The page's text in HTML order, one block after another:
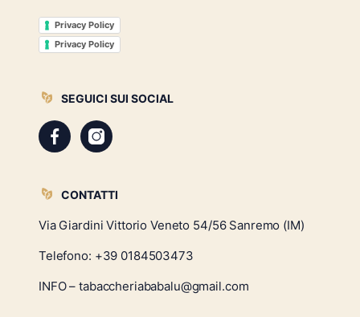
Privacy Policy
Privacy Policy
SEGUICI SUI SOCIAL
CONTATTI
Via Giardini Vittorio Veneto 54/56 Sanremo (IM)
Telefono: +39 0184503473
INFO – tabaccheriababalu@gmail.com